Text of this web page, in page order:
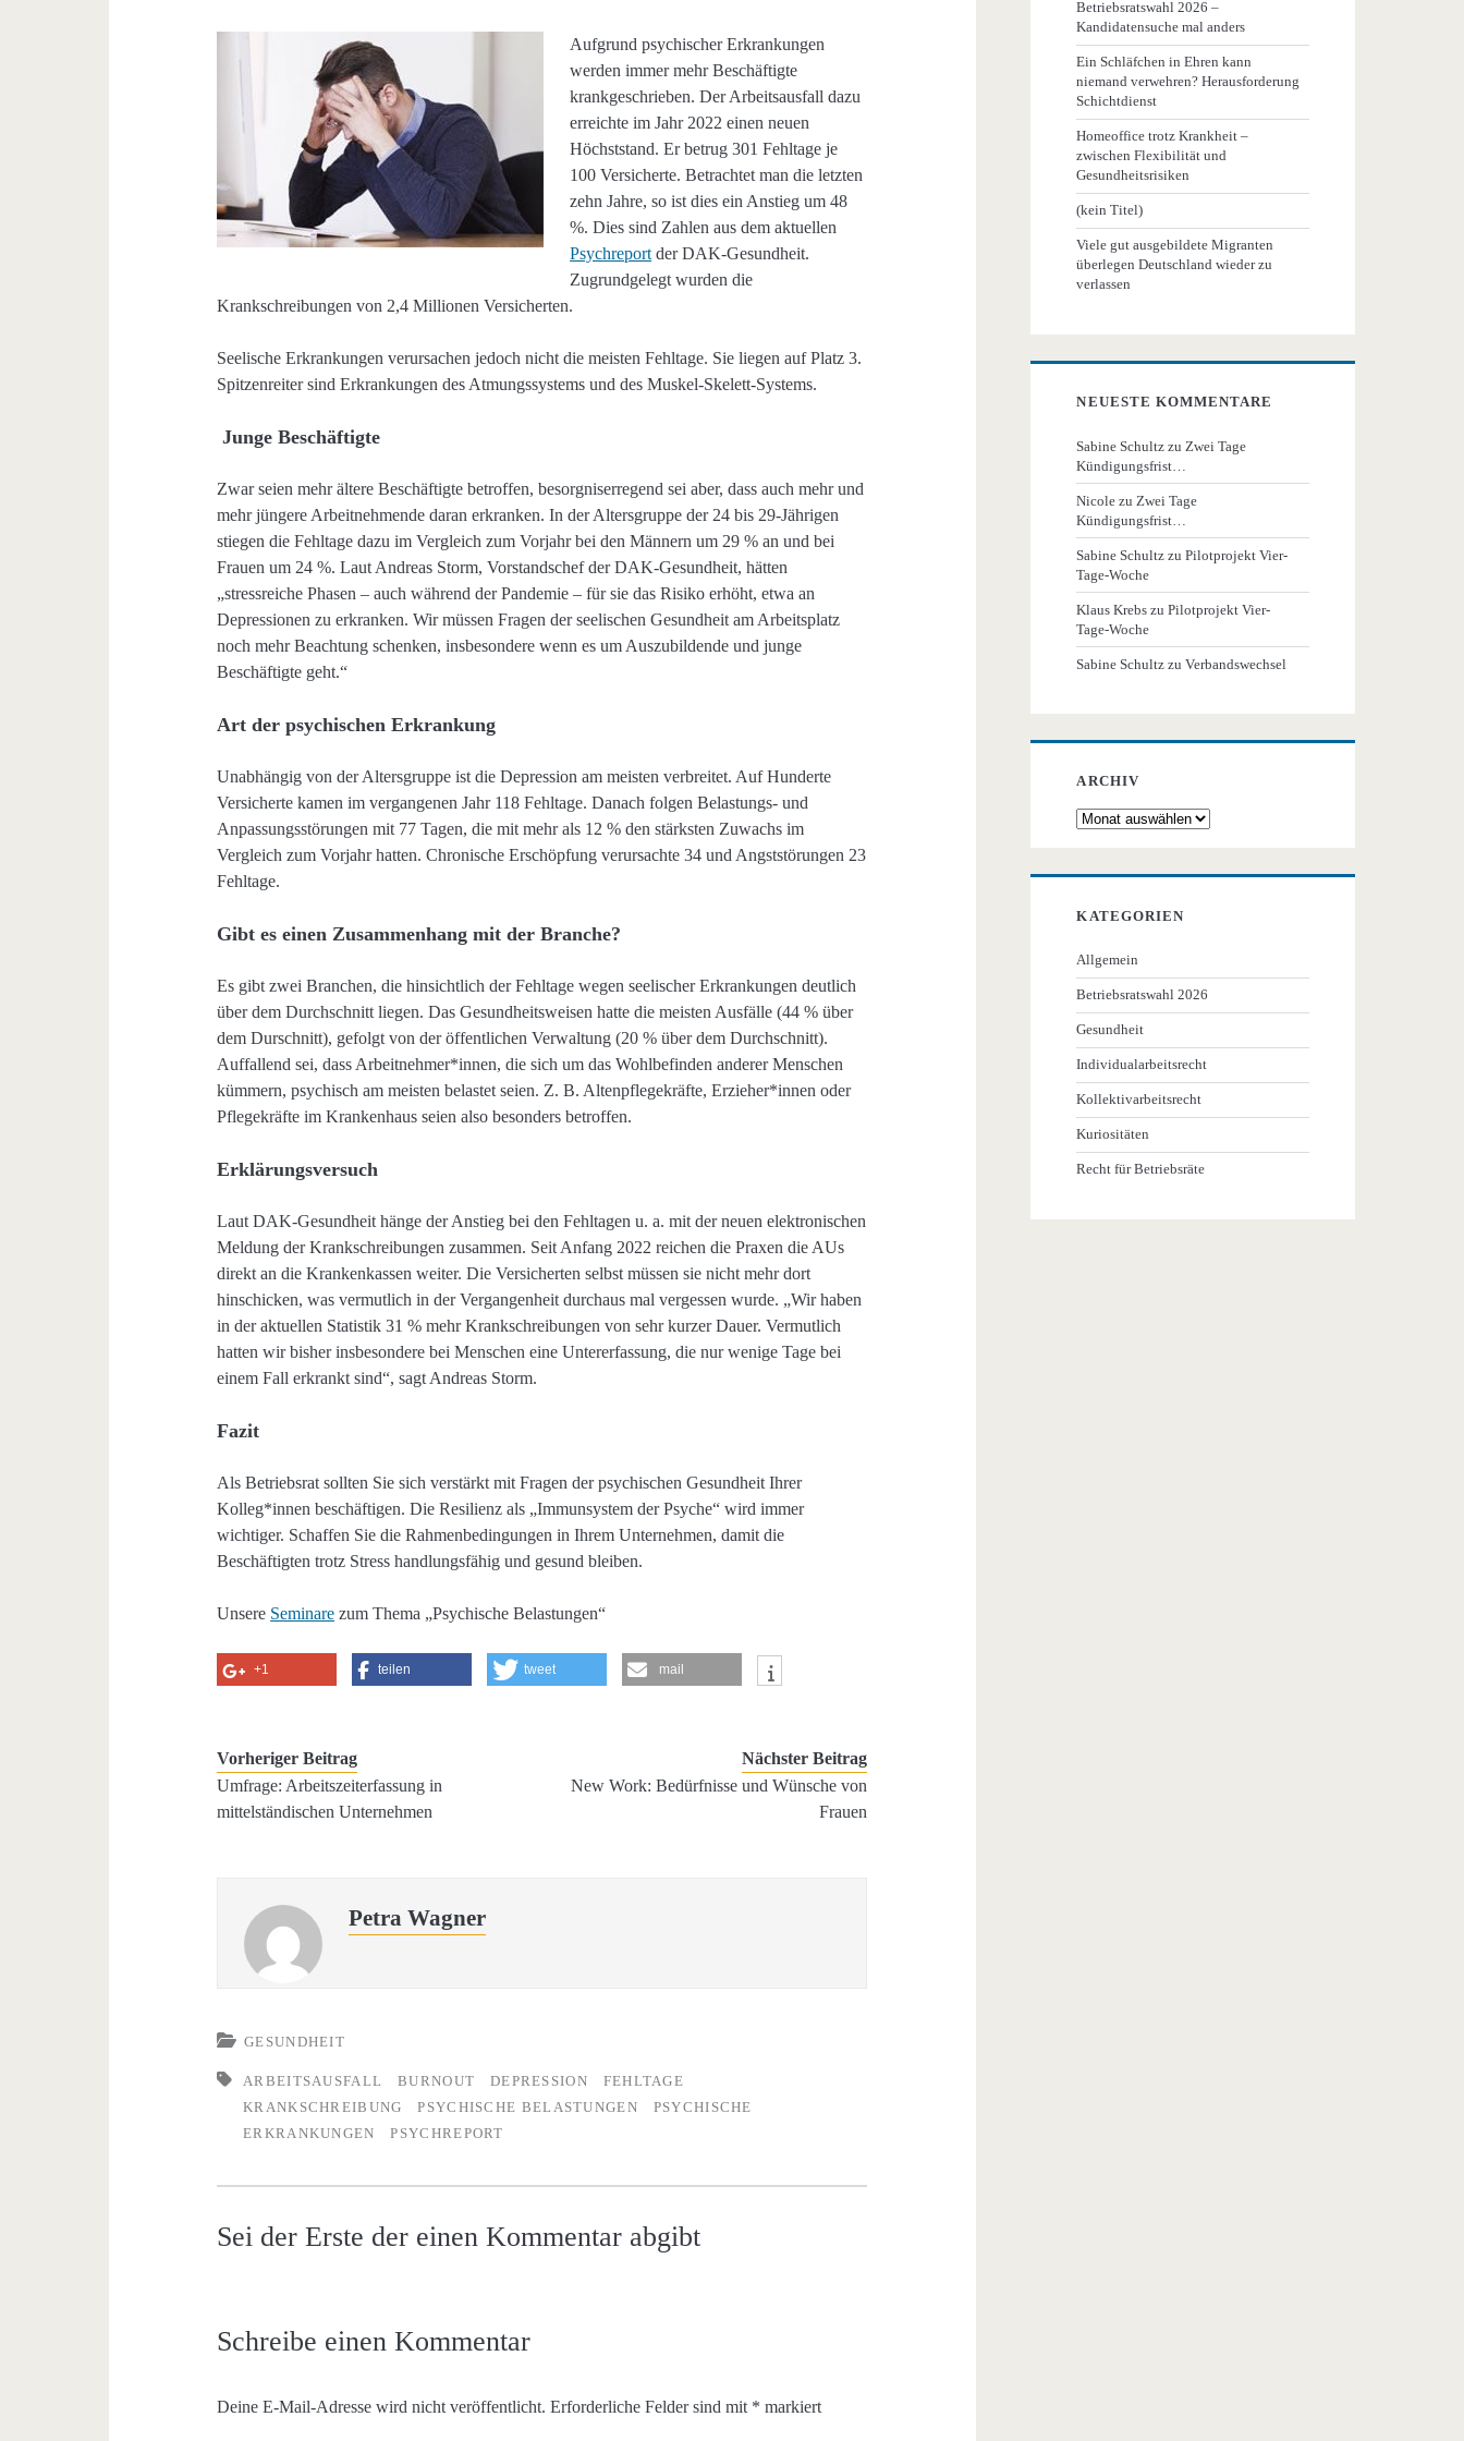
Aufgrund psychischer Erkrankungen
werden immer mehr Beschäftigte
krankgeschrieben. Der Arbeitsausfall dazu
erreichte im Jahr 2022 einen neuen
Höchststand. Er betrug 301 Fehltage je
100 Versicherte. Betrachtet man die letzten
zehn Jahre, so ist dies ein Anstieg um 48
%. Dies sind Zahlen aus dem aktuellen
Psychreport der DAK-Gesundheit.
Zugrundgelegt wurden die
Krankschreibungen von 2,4 Millionen Versicherten.
Seelische Erkrankungen verursachen jedoch nicht die meisten Fehltage. Sie liegen auf Platz 3.
Spitzenreiter sind Erkrankungen des Atmungssystems und des Muskel-Skelett-Systems.
Junge Beschäftigte
Zwar seien mehr ältere Beschäftigte betroffen, besorgniserregend sei aber, dass auch mehr und
mehr jüngere Arbeitnehmende daran erkranken. In der Altersgruppe der 24 bis 29-Jährigen
stiegen die Fehltage dazu im Vergleich zum Vorjahr bei den Männern um 29 % an und bei
Frauen um 24 %. Laut Andreas Storm, Vorstandschef der DAK-Gesundheit, hätten
„stressreiche Phasen – auch während der Pandemie – für sie das Risiko erhöht, etwa an
Depressionen zu erkranken. Wir müssen Fragen der seelischen Gesundheit am Arbeitsplatz
noch mehr Beachtung schenken, insbesondere wenn es um Auszubildende und junge
Beschäftigte geht.“
Art der psychischen Erkrankung
Unabhängig von der Altersgruppe ist die Depression am meisten verbreitet. Auf Hunderte
Versicherte kamen im vergangenen Jahr 118 Fehltage. Danach folgen Belastungs- und
Anpassungsstörungen mit 77 Tagen, die mit mehr als 12 % den stärksten Zuwachs im
Vergleich zum Vorjahr hatten. Chronische Erschöpfung verursachte 34 und Angststörungen 23
Fehltage.
Gibt es einen Zusammenhang mit der Branche?
Es gibt zwei Branchen, die hinsichtlich der Fehltage wegen seelischer Erkrankungen deutlich
über dem Durchschnitt liegen. Das Gesundheitsweisen hatte die meisten Ausfälle (44 % über
dem Durschnitt), gefolgt von der öffentlichen Verwaltung (20 % über dem Durchschnitt).
Auffallend sei, dass Arbeitnehmer*innen, die sich um das Wohlbefinden anderer Menschen
kümmern, psychisch am meisten belastet seien. Z. B. Altenpflegekräfte, Erzieher*innen oder
Pflegekräfte im Krankenhaus seien also besonders betroffen.
Erklärungsversuch
Laut DAK-Gesundheit hänge der Anstieg bei den Fehltagen u. a. mit der neuen elektronischen
Meldung der Krankschreibungen zusammen. Seit Anfang 2022 reichen die Praxen die AUs
direkt an die Krankenkassen weiter. Die Versicherten selbst müssen sie nicht mehr dort
hinschicken, was vermutlich in der Vergangenheit durchaus mal vergessen wurde. „Wir haben
in der aktuellen Statistik 31 % mehr Krankschreibungen von sehr kurzer Dauer. Vermutlich
hatten wir bisher insbesondere bei Menschen eine Untererfassung, die nur wenige Tage bei
einem Fall erkrankt sind“, sagt Andreas Storm.
Fazit
Als Betriebsrat sollten Sie sich verstärkt mit Fragen der psychischen Gesundheit Ihrer
Kolleg*innen beschäftigen. Die Resilienz als „Immunsystem der Psyche“ wird immer
wichtiger. Schaffen Sie die Rahmenbedingungen in Ihrem Unternehmen, damit die
Beschäftigten trotz Stress handlungsfähig und gesund bleiben.
Unsere Seminare zum Thema „Psychische Belastungen“
+1 teilen tweet mail
Vorheriger Beitrag
Umfrage: Arbeitszeiterfassung in
mittelständischen Unternehmen
Nächster Beitrag
New Work: Bedürfnisse und Wünsche von
Frauen
Petra Wagner
GESUNDHEIT
ARBEITSAUSFALL BURNOUT DEPRESSION
FEHLTAGE
KRANKSCHREIBUNG
PSYCHISCHE BELASTUNGEN
PSYCHISCHE
ERKRANKUNGEN
PSYCHREPORT
Sei der Erste der einen Kommentar abgibt
Schreibe einen Kommentar
Deine E-Mail-Adresse wird nicht veröffentlicht. Erforderliche Felder sind mit * markiert
Betriebsratswahl 2026 –
Kandidatensuche mal anders
Ein Schläfchen in Ehren kann
niemand verwehren? Herausforderung
Schichtdienst
Homeoffice trotz Krankheit –
zwischen Flexibilität und
Gesundheitsrisiken
(kein Titel)
Viele gut ausgebildete Migranten
überlegen Deutschland wieder zu
verlassen
NEUESTE KOMMENTARE
Sabine Schultz zu Zwei Tage
Kündigungsfrist…
Nicole zu Zwei Tage
Kündigungsfrist…
Sabine Schultz zuPilotprojekt Vier-
Tage-Woche
Klaus Krebs zuPilotprojekt Vier-
Tage-Woche
Sabine Schultz zuVerbandswechsel
ARCHIV
Archiv
KATEGORIEN
Allgemein
Betriebsratswahl 2026
Gesundheit
Individualarbeitsrecht
Kollektivarbeitsrecht
Kuriositäten
Recht für Betriebsräte